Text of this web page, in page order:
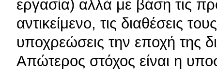
εργασία) αλλά με βάση τις
αντικείμενο, τις διαθέσεις
υποχρεώσεις την εποχή της
Απώτερος στόχος είναι η